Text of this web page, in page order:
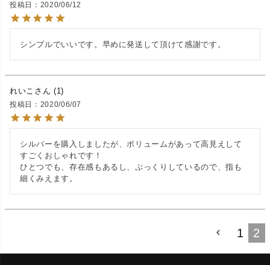
投稿日 2020/06/12
シンプルでいいです。早めに発送して頂けて感謝です。
れいこ 1
投稿日 2020/06/07
シルバーを購入しましたが、ボリュームがあって高見えして
すごくおしゃれです！
ひとつでも、存在感もあるし、ぷっくりしているので、指も
1 2